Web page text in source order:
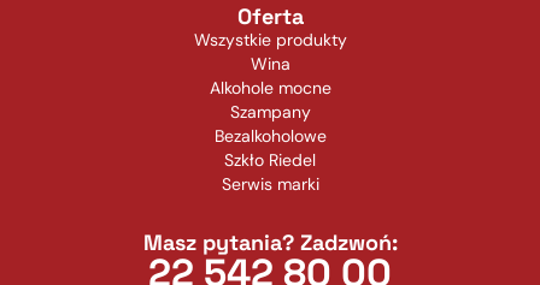
Oferta
Wszystkie produkty
Wina
Alkohole mocne
Szampany
Bezalkoholowe
Szkło Riedel
Serwis marki
Masz pytania? Zadzwoń:
22 542 80 00